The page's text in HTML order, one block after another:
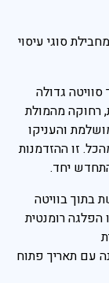
סוגי עיסוי
גדולה
רחוקה מהמולת
והעניקו
זו ההזדמנות
יחד.
בתוך בוויטה
הפלגה רומנטית
עם תאריך פתוח